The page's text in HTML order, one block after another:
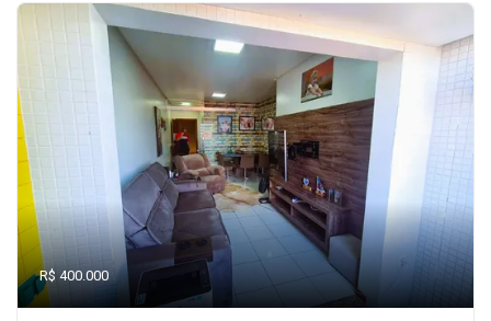
R$ 400.000